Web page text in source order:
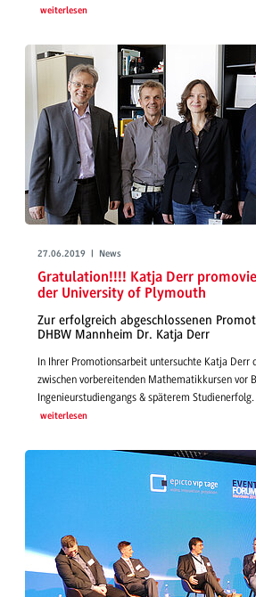
weiterlesen
27.06.2019 | News
Gratulation!!!! Katja Derr
der University of Plymouth
Zur erfolgreich abgeschlossenen
DHBW Mannheim Dr. Katja Derr
In Ihrer Promotionsarbeit untersuchte Katja Derr
zwischen vorbereitenden Mathematikkursen vor
Ingenieurstudiengangs & späterem Studienerfolg.
weiterlesen